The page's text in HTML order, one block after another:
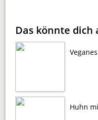
Das könnte
Huhn